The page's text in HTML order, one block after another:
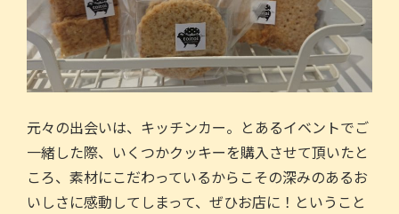
元々の出会いは、キッチンカー。とあるイベントでご
一緒した際、いくつかクッキーを購入させて頂いたと
ころ、素材にこだわっているからこその深みのあるお
いしさに感動してしまって、ぜひお店に！ということ